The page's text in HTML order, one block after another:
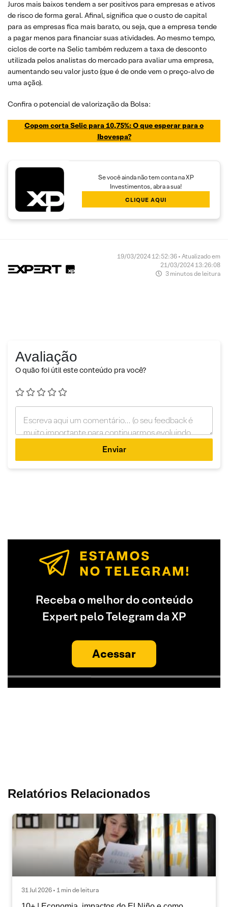
Juros mais baixos tendem a ser positivos para empresas e ativos
de risco de forma geral. Afinal, significa que o custo de capital
para as empresas fica mais barato, ou seja, que a empresa tende
a pagar menos para financiar suas atividades. Ao mesmo tempo,
ciclos de corte na Selic também reduzem a taxa de desconto
utilizada pelos analistas do mercado para avaliar uma empresa,
aumentando seu valor justo (que é de onde vem o preço-alvo de
uma ação).
Confira o potencial de valorização da Bolsa:
Copom corta Selic para 10,75%: O que esperar para o
Ibovespa?
Se você ainda não tem conta na XP
Investimentos, abra a sua!
CLIQUE AQUI
19/03/2024 12:52:36 • Atualizado em
21/03/2024 13:26:08
3 minutos de leitura
Avaliação
O quão foi útil este conteúdo pra você?
Enviar
Receba o melhor do conteúdo
Expert pelo Telegram da XP
Acessar
Relatórios Relacionados
31 Jul 2026 • 1 min de leitura